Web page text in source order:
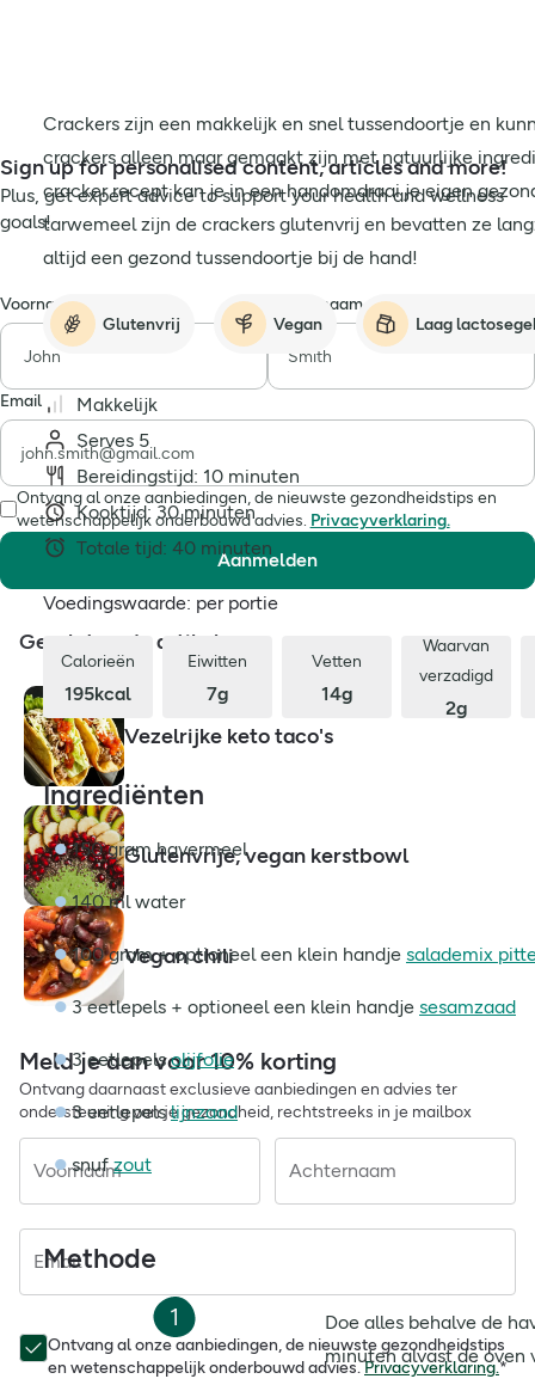
Crackers zijn een makkelijk en snel tussendoortje en
crackers alleen maar gemaakt zijn met natuurlijke
cracker recept kan je in een handomdraai je eigen
tarwemeel zijn de crackers glutenvrij en bevatten ze
altijd een gezond tussendoortje bij de hand!
Glutenvrij Vegan Laag
Makkelijk
Serves 5
Bereidingstijd: 10 minuten
Kooktijd: 30 minuten
Totale tijd: 40 minuten
Voedingswaarde: per portie
Calorieën
195kcal
Eiwitten
7g
Vetten
14g
Waarvan
verzadigd
2g
Ingrediënten
150 gram havermeel
140 ml water
100 gram + optioneel een klein handje salademix
3 eetlepels + optioneel een klein handje sesamzaad
3 eetlepelsolijfolie
3 eetlepelslijnzaad
snufzout
Methode
1
Doe alles behalve de
minuten alvast de oven
Sign up for personalised content, articles and more!
Plus, get expert advice to support your health and wellness
goals!
Voornaam Achternaam
Email
Ontvang al onze aanbiedingen, de nieuwste gezondheidstips en
wetenschappelijk onderbouwd advies. Privacyverklaring.
Aanmelden
Gerelateerde artikelen
Vezelrijke keto taco's
Glutenvrije, vegan kerstbowl
Vegan chili
Meld je aan voor 10% korting
Ontvang daarnaast exclusieve aanbiedingen en advies ter
ondersteuning van je gezondheid, rechtstreeks in je mailbox
Voornaam Achternaam
Email
Ontvang al onze aanbiedingen, de nieuwste gezondheidstips
en wetenschappelijk onderbouwd advies.Privacyverklaring.*